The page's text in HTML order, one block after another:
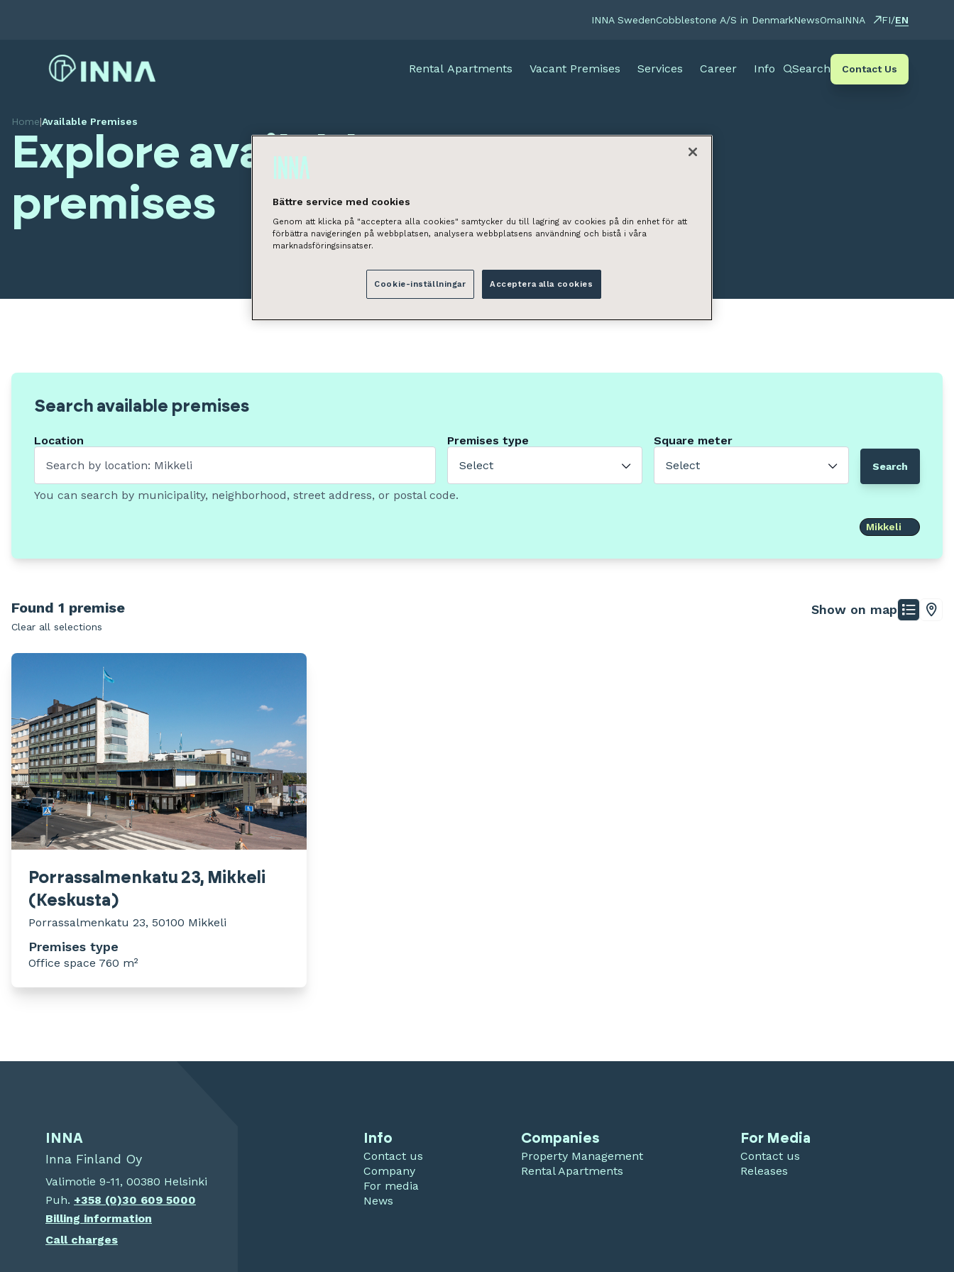
INNA SwedenCobblestone A/S in DenmarkNewsOmaINNA FI/EN
Rental Apartments Vacant Premises Services Career Info Search Contact Us
Home|Available Premises
Explore available
premises
Search available premises
Location
Premises type
Select
Square meter
Select
Search
You can search by municipality, neighborhood, street address, or postal code.
Mikkeli
Found 1 premise
Clear all selections
Show on map
Porrassalmenkatu 23, Mikkeli
(Keskusta)
Porrassalmenkatu 23, 50100 Mikkeli
Premises type
Office space 760 m²
INNA
Inna Finland Oy
Valimotie 9-11, 00380 Helsinki
Puh. +358 (0)30 609 5000
Billing information
Call charges
Info
Contact us
Company
For media
News
Companies
Property Management
Rental Apartments
For Media
Contact us
Releases
Bättre service med cookies
Genom att klicka på "acceptera alla cookies" samtycker du till lagring av cookies på din enhet för att
förbättra navigeringen på webbplatsen, analysera webbplatsens användning och bistå i våra
marknadsföringsinsatser.
Cookie-inställningar Acceptera alla cookies